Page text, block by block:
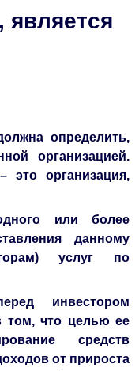
является
определить,
организацией.
это организация,
или более
данному
услуг по
инвестором
том, что целью ее
средств
от прироста